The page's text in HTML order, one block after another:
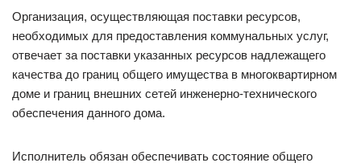
Организация, осуществляющая поставки ресурсов,
необходимых для предоставления коммунальных услуг,
отвечает за поставки указанных ресурсов надлежащего
качества до границ общего имущества в многоквартирном
доме и границ внешних сетей инженерно-технического
обеспечения данного дома.
Исполнитель обязан обеспечивать состояние общего